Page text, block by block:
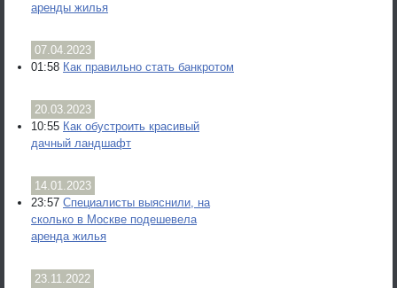
аренды жилья
07.04.2023
01:58 Как правильно стать банкротом
20.03.2023
10:55 Как обустроить красивый
дачный ландшафт
14.01.2023
23:57 Специалисты выяснили, на
сколько в Москве подешевела
аренда жилья
23.11.2022